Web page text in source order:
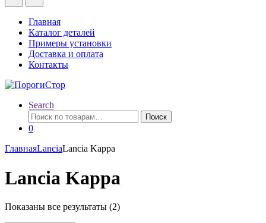
Главная
Каталог деталей
Примеры установки
Доставка и оплата
Контакты
Search
Искать:
Поиск
0
ГлавнаяLanciaLancia Kappa
Lancia Kappa
Показаны все результаты (2)